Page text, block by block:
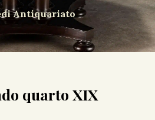
Antiquariato
quarto XIX